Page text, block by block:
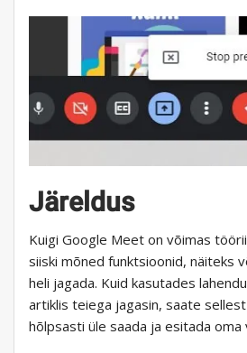
Järeldus
Kuigi Google Meet on võimas
siiski mõned funktsioonid, näiteks
heli jagada. Kuid kasutades
artiklis teiega jagasin, saate
hõlpsasti üle saada ja esitada